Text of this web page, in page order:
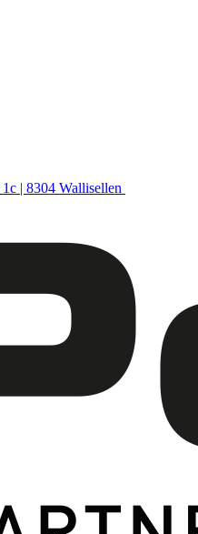
| 8304 Wallisellen